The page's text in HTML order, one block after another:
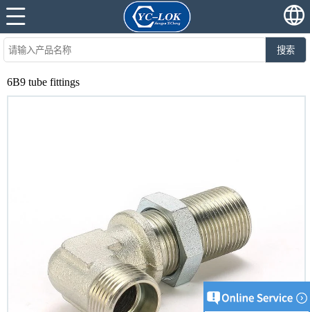
搜索
6B9 tube fittings